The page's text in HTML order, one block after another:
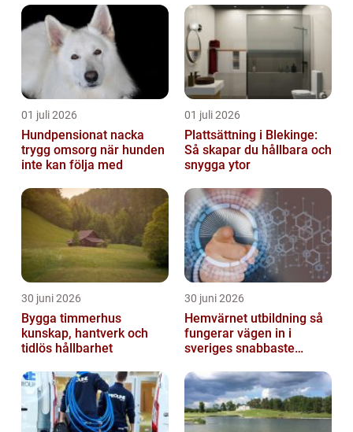
01 juli 2026
Hundpensionat nacka
trygg omsorg när hunden
inte kan följa med
01 juli 2026
Plattsättning i Blekinge:
Så skapar du hållbara och
snygga ytor
30 juni 2026
Bygga timmerhus
kunskap, hantverk och
tidlös hållbarhet
30 juni 2026
Hemvärnet utbildning så
fungerar vägen in i
sveriges snabbaste